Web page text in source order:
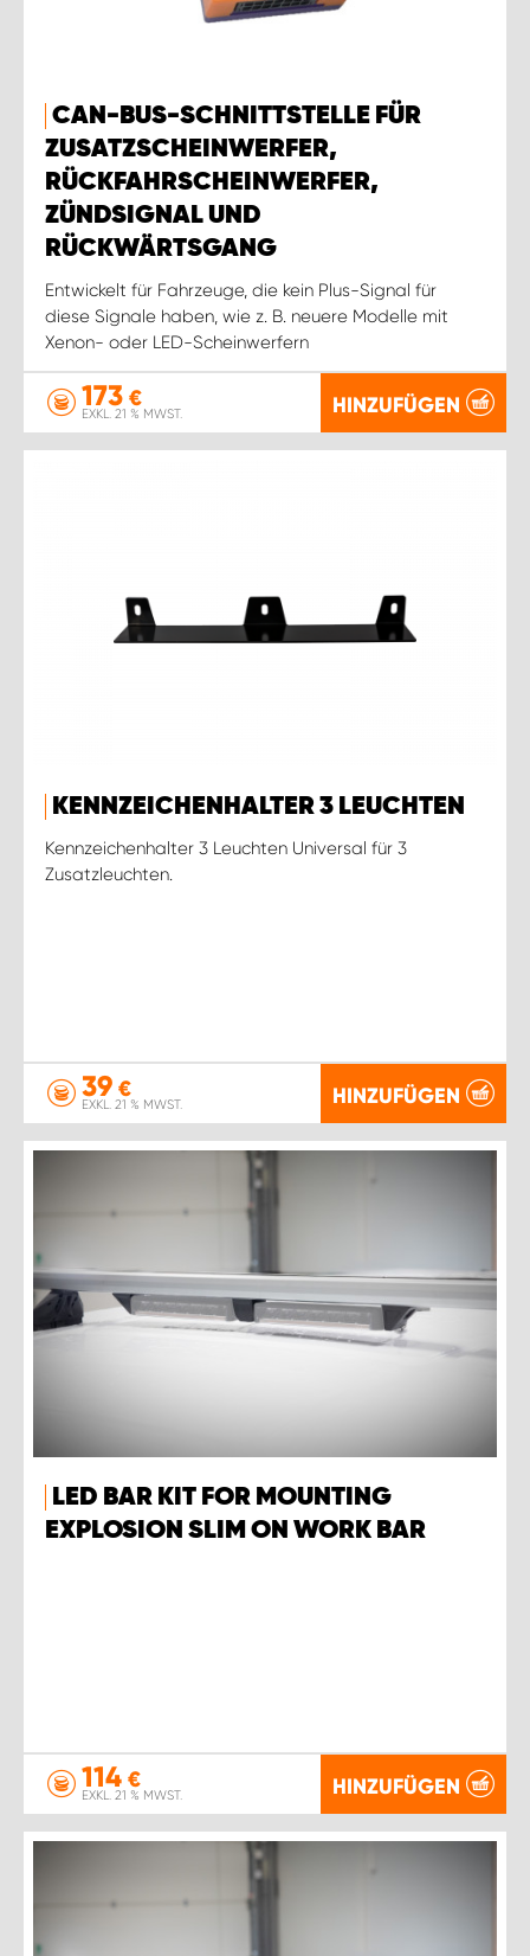
CAN-BUS-SCHNITTSTELLE FÜR
ZUSATZSCHEINWERFER,
RÜCKFAHRSCHEINWERFER,
ZÜNDSIGNAL UND
RÜCKWÄRTSGANG
Entwickelt für Fahrzeuge, die kein Plus-Signal für
diese Signale haben, wie z. B. neuere Modelle mit
Xenon- oder LED-Scheinwerfern
173 €
EXKL. 21 % MWST. HINZUFÜGEN
KENNZEICHENHALTER 3 LEUCHTEN
Kennzeichenhalter 3 Leuchten Universal für 3
Zusatzleuchten.
39 €
EXKL. 21 % MWST. HINZUFÜGEN
LED BAR KIT FOR MOUNTING
EXPLOSION SLIM ON WORK BAR
114 €
EXKL. 21 % MWST. HINZUFÜGEN